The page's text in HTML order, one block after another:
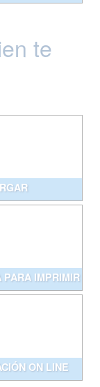
te
IMPRIMIR
ON LINE